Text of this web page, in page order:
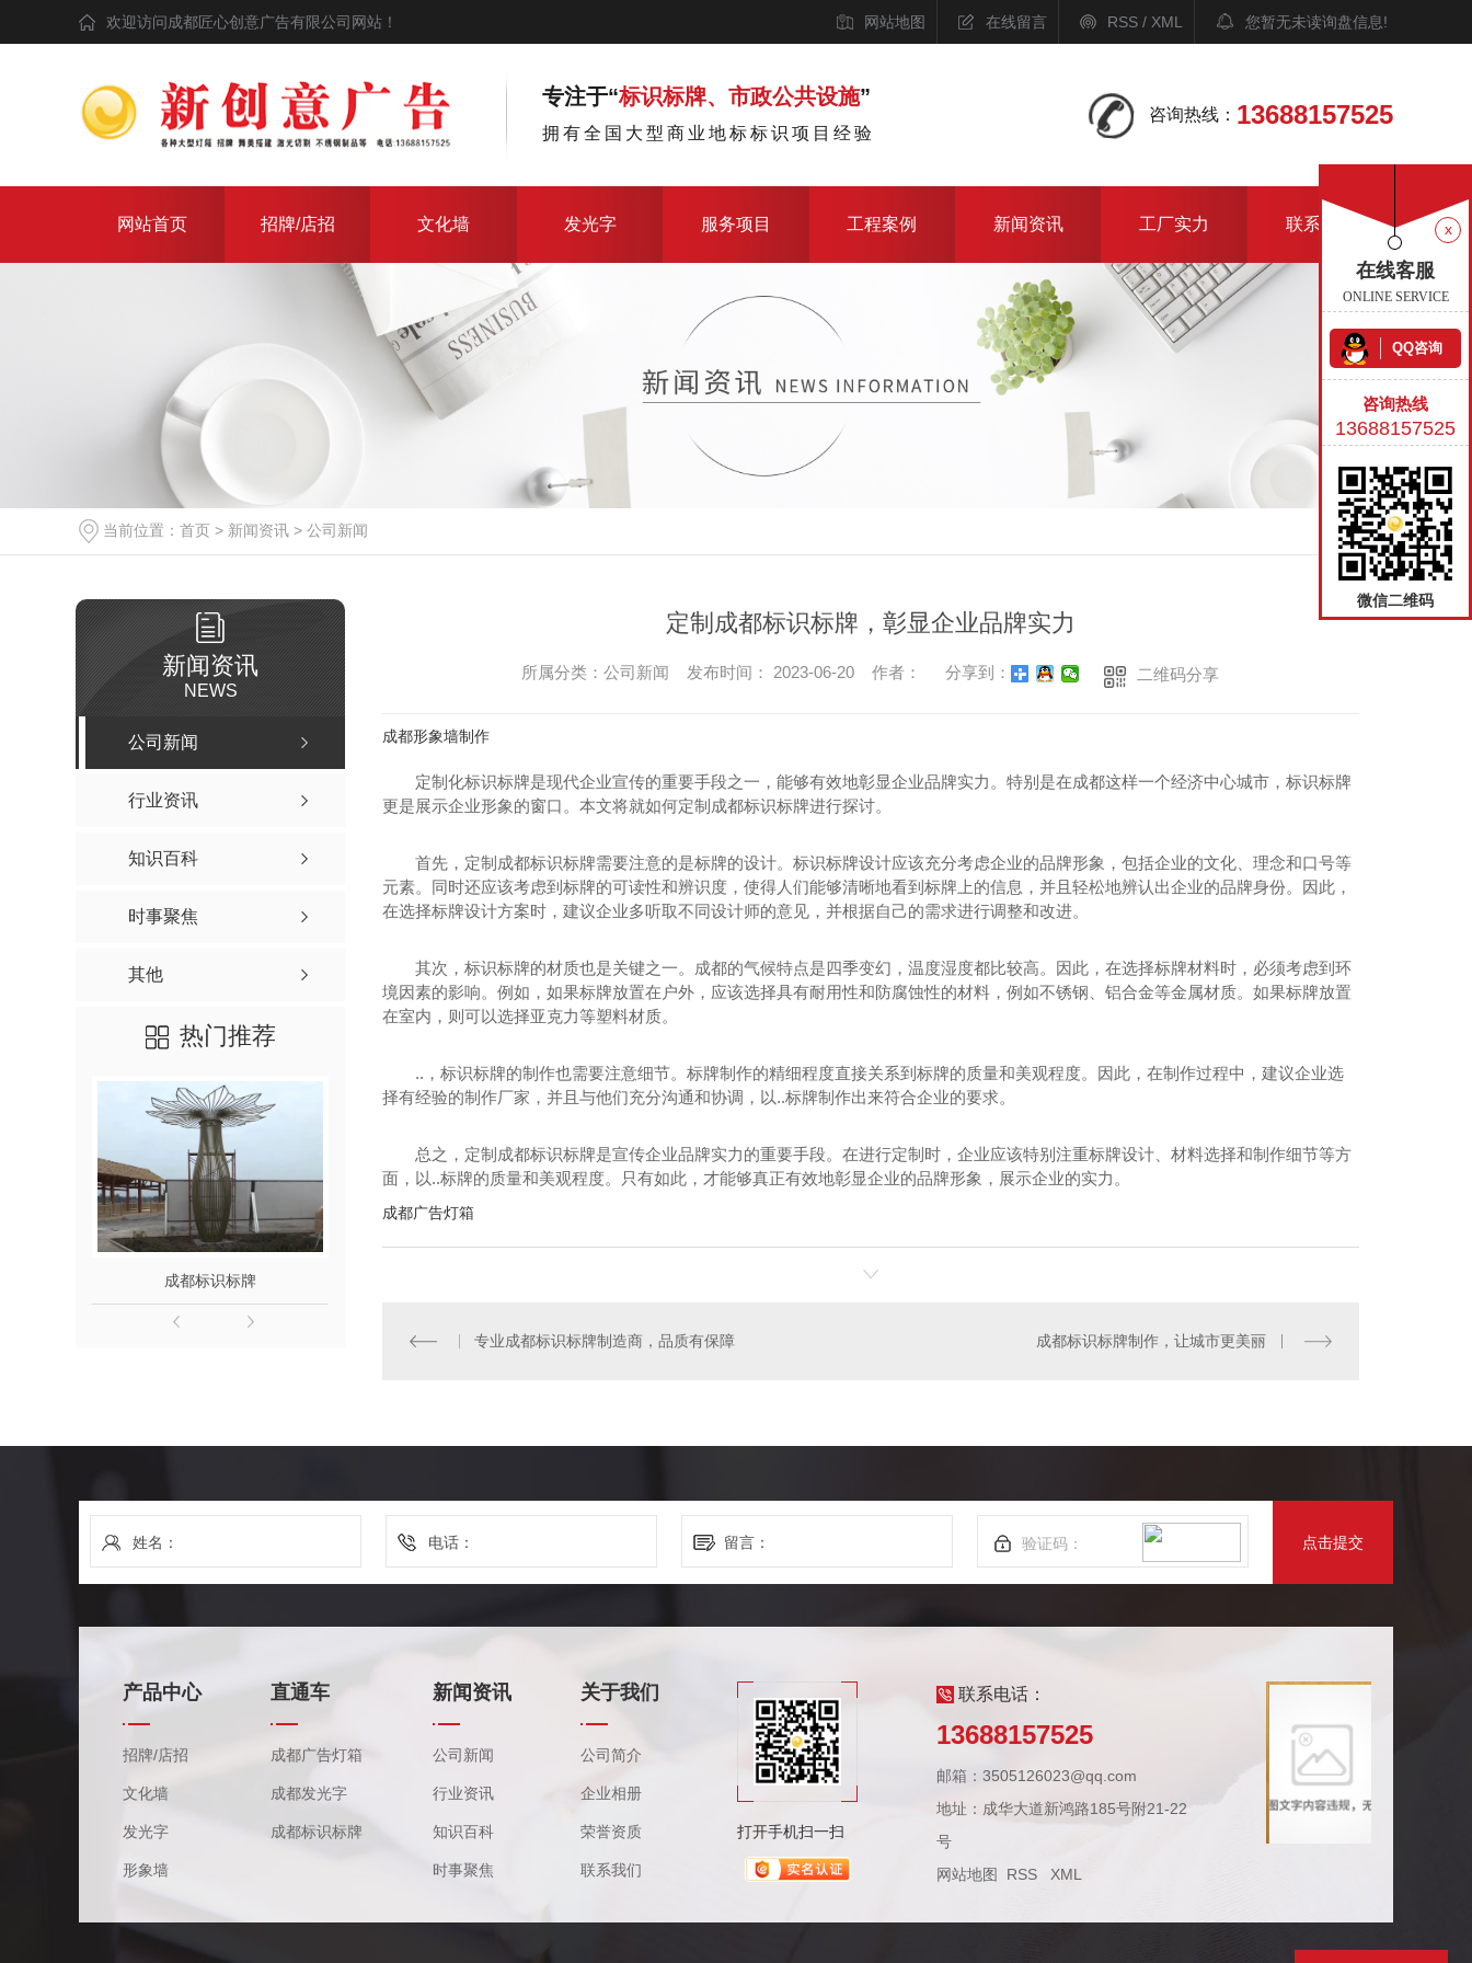
欢迎访问成都匠心创意广告有限公司网站！ 您暂无未读询盘信息!
网站地图 在线留言 RSS / XML
专注于“标识标牌、市政公共设施”
拥有全国大型商业地标标识项目经验
咨询热线： 13688157525
网站首页 招牌/店招 文化墙 发光字 服务项目 工程案例 新闻资讯 工厂实力 联系我们
当前位置： 首页 > 新闻资讯 > 公司新闻 返回
新闻资讯
NEWS
公司新闻
行业资讯
知识百科
时事聚焦
其他
热门推荐
成都标识标牌
定制成都标识标牌，彰显企业品牌实力
所属分类：公司新闻 发布时间： 2023-06-20 作者： 分享到： 二维码分享
成都形象墙制作
定制化标识标牌是现代企业宣传的重要手段之一，能够有效地彰显企业品牌实力。特别是在成都这样一个经济中心城市，标识标牌
更是展示企业形象的窗口。本文将就如何定制成都标识标牌进行探讨。
首先，定制成都标识标牌需要注意的是标牌的设计。标识标牌设计应该充分考虑企业的品牌形象，包括企业的文化、理念和口号等
元素。同时还应该考虑到标牌的可读性和辨识度，使得人们能够清晰地看到标牌上的信息，并且轻松地辨认出企业的品牌身份。因此，
在选择标牌设计方案时，建议企业多听取不同设计师的意见，并根据自己的需求进行调整和改进。
其次，标识标牌的材质也是关键之一。成都的气候特点是四季变幻，温度湿度都比较高。因此，在选择标牌材料时，必须考虑到环
境因素的影响。例如，如果标牌放置在户外，应该选择具有耐用性和防腐蚀性的材料，例如不锈钢、铝合金等金属材质。如果标牌放置
在室内，则可以选择亚克力等塑料材质。
..，标识标牌的制作也需要注意细节。标牌制作的精细程度直接关系到标牌的质量和美观程度。因此，在制作过程中，建议企业选
择有经验的制作厂家，并且与他们充分沟通和协调，以..标牌制作出来符合企业的要求。
总之，定制成都标识标牌是宣传企业品牌实力的重要手段。在进行定制时，企业应该特别注重标牌设计、材料选择和制作细节等方
面，以..标牌的质量和美观程度。只有如此，才能够真正有效地彰显企业的品牌形象，展示企业的实力。
成都广告灯箱
专业成都标识标牌制造商，品质有保障 成都标识标牌制作，让城市更美丽
点击提交
产品中心
招牌/店招
文化墙
发光字
形象墙
直通车
成都广告灯箱
成都发光字
成都标识标牌
新闻资讯
公司新闻
行业资讯
知识百科
时事聚焦
关于我们
公司简介
企业相册
荣誉资质
联系我们
打开手机扫一扫
联系电话：
13688157525
邮箱：3505126023@qq.com
地址：成华大道新鸿路185号附21-22
号
网站地图
RSS XML
x
在线客服
ONLINE SERVICE
QQ咨询
咨询热线
13688157525
微信二维码